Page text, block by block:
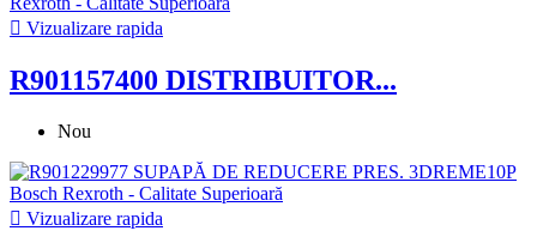
 Vizualizare rapida
R901157400 DISTRIBUITOR...
Nou
 Vizualizare rapida